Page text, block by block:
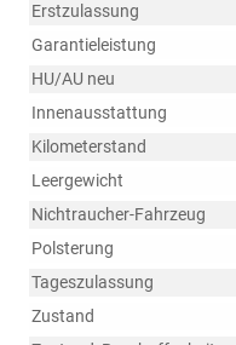
Erstzulassung
Garantieleistung
HU/AU neu
Innenausstattung
Kilometerstand
Leergewicht
Nichtraucher-Fahrzeug
Polsterung
Tageszulassung
Zustand